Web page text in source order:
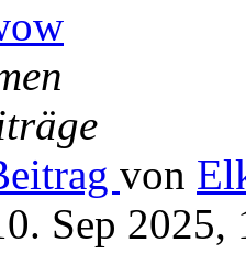
von
Sep 2025,